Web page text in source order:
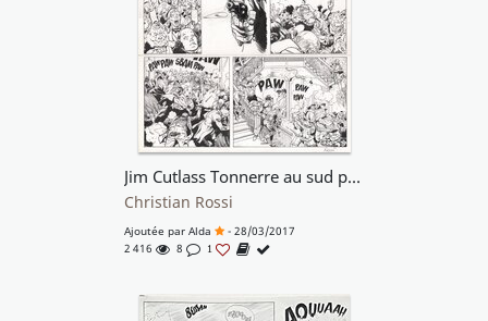
Jim Cutlass Tonnerre au sud planche 44
Christian Rossi
Ajoutée par Alda
- 28/03/2017
2 416
8 1